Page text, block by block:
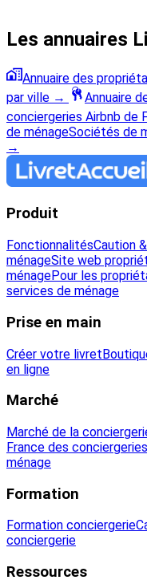
Les annuaires
Annuaire des
par ville → Annuaire
conciergeries Airbnb de
de ménageSociétés de
→
Produit
FonctionnalitésCaution
ménageSite web
ménagePour les
services de ménage
Prise en main
Créer votre livret
en ligne
Marché
Marché de la
France des conciergeries
ménage
Formation
Formation conciergerie
conciergerie
Ressources